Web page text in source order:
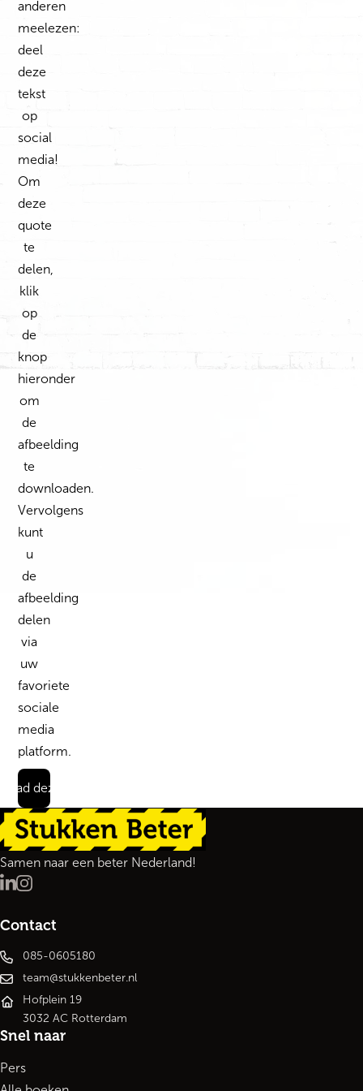
anderen
meelezen:
deel
deze
tekst
op
social
media!
Om
deze
quote
te
delen,
klik
op
de
knop
hieronder
om
de
afbeelding
te
downloaden.
Vervolgens
kunt
u
de
afbeelding
delen
via
uw
favoriete
sociale
media
platform.
deze quote
Terug naar de startpagina
Samen naar een beter Nederland!
LinkedIn
Instagram
Contact
085-0605180
team@stukkenbeter.nl
Hofplein 19
3032 AC Rotterdam
Snel naar
Pers